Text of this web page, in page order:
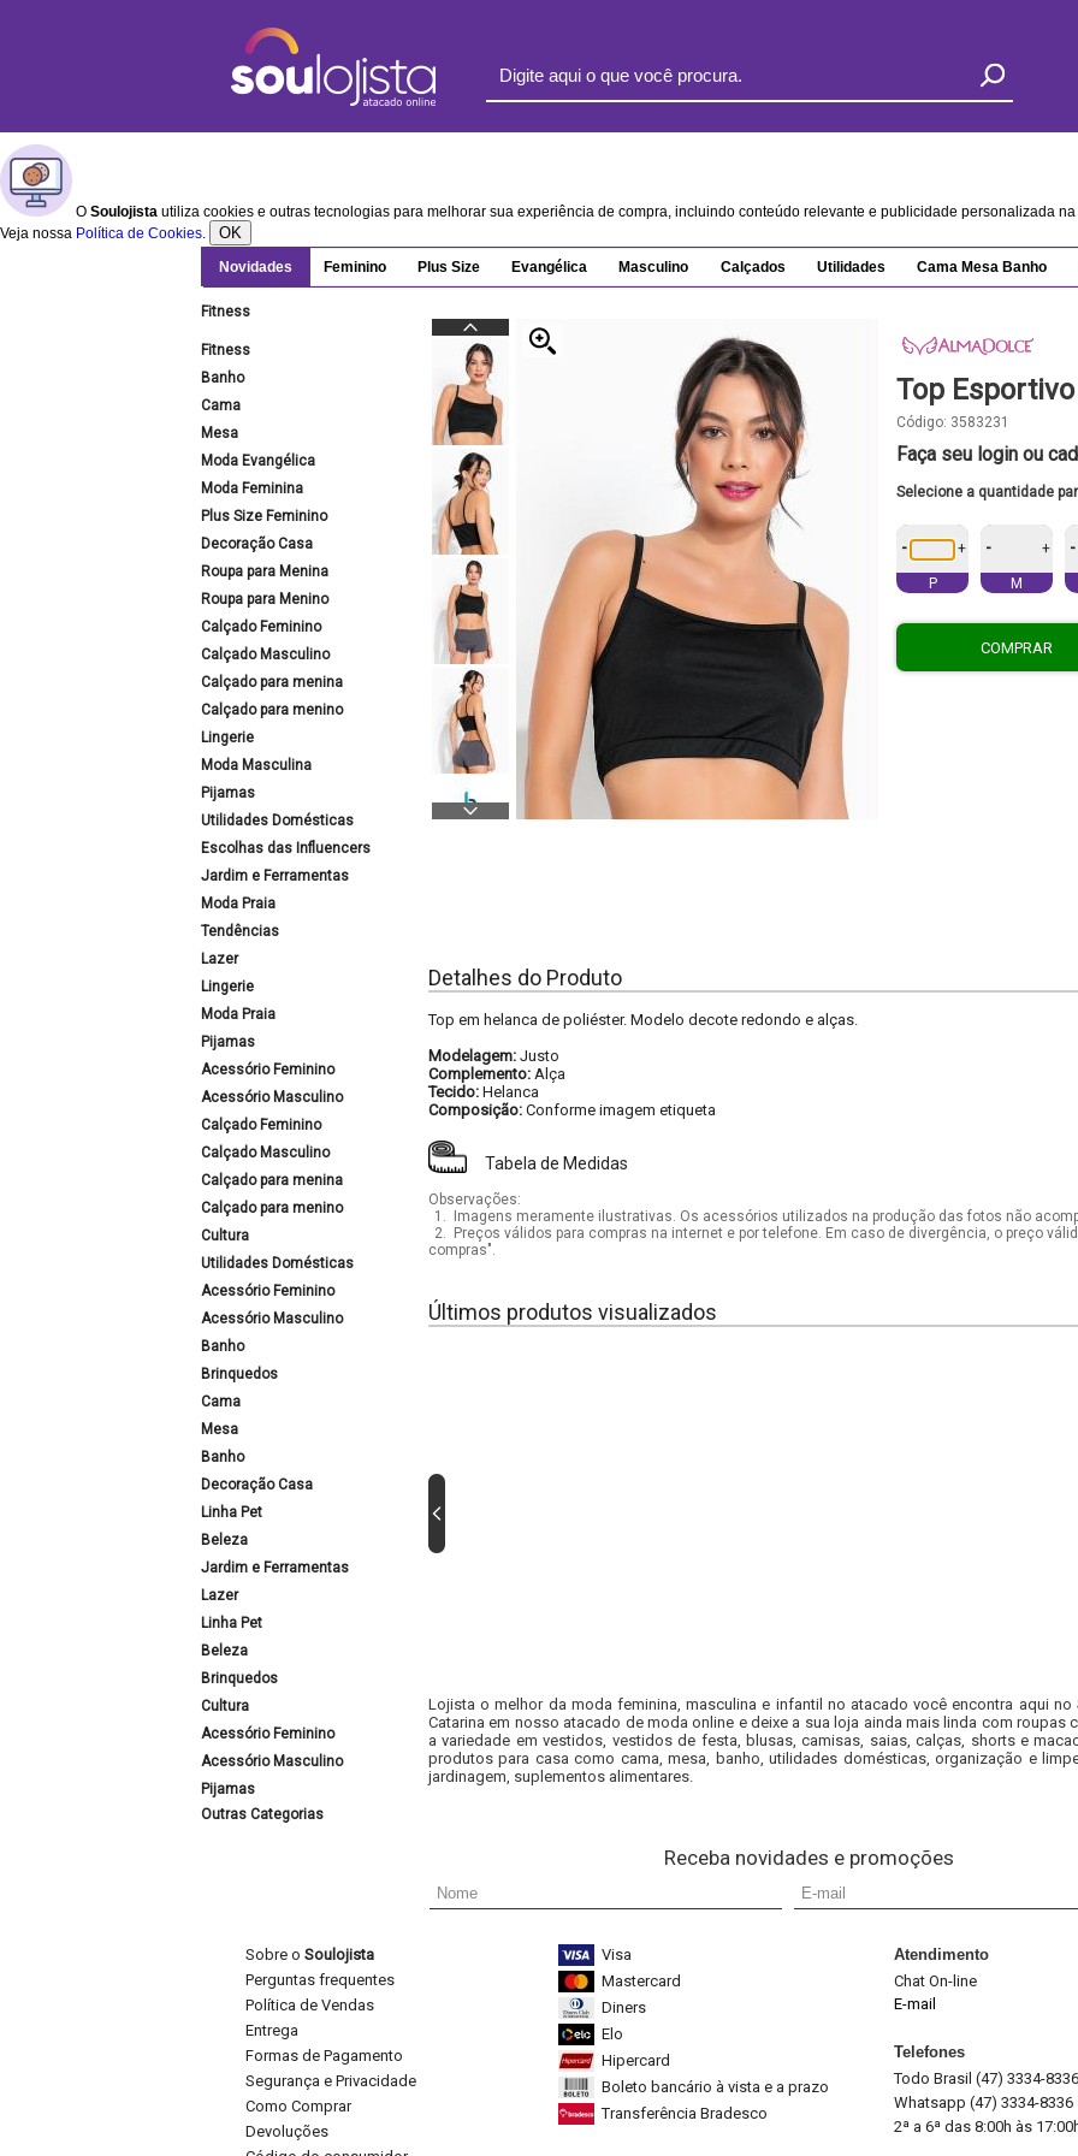
O Soulojista utiliza cookies e outras tecnologias para melhorar sua experiência de compra, incluindo conteúdo relevante e publicidade personalizada
Veja nossa Política de Cookies. OK
Novidades Feminino Plus Size Evangélica Masculino Calçados Utilidades Cama Mesa Banho
Fitness
Fitness
Banho
Cama
Mesa
Moda Evangélica
Moda Feminina
Plus Size Feminino
Decoração Casa
Roupa para Menina
Roupa para Menino
Calçado Feminino
Calçado Masculino
Calçado para menina
Calçado para menino
Lingerie
Moda Masculina
Pijamas
Utilidades Domésticas
Escolhas das Influencers
Jardim e Ferramentas
Moda Praia
Tendências
Lazer
Lingerie
Moda Praia
Pijamas
Acessório Feminino
Acessório Masculino
Calçado Feminino
Calçado Masculino
Calçado para menina
Calçado para menino
Cultura
Utilidades Domésticas
Acessório Feminino
Acessório Masculino
Banho
Brinquedos
Cama
Mesa
Banho
Decoração Casa
Linha Pet
Beleza
Jardim e Ferramentas
Lazer
Linha Pet
Beleza
Brinquedos
Cultura
Acessório Feminino
Acessório Masculino
Pijamas
Outras Categorias
Top
Código: 3583231
Faça seu login ou
Selecione a quantidade
- +
P
- +
M
-
COMPRAR
Detalhes do Produto
Top em helanca de poliéster. Modelo decote redondo e alças.
Modelagem: Justo
Complemento: Alça
Tecido: Helanca
Composição: Conforme imagem etiqueta
Tabela de Medidas
Observações:
1.
Imagens meramente ilustrativas. Os acessórios utilizados na produção das fotos não
2.
Preços válidos para compras na internet e por telefone. Em caso de divergência, o preço
compras".
Últimos produtos visualizados
Lojista o melhor da moda feminina, masculina e infantil no atacado você encontra aqui no
Catarina em nosso atacado de moda online e deixe a sua loja ainda mais linda com roupas
a variedade em vestidos, vestidos de festa, blusas, camisas, saias, calças, shorts e
produtos para casa como cama, mesa, banho, utilidades domésticas, organização e
jardinagem, suplementos alimentares.
Receba novidades e promoções
Sobre o Soulojista
Perguntas frequentes
Política de Vendas
Entrega
Formas de Pagamento
Segurança e Privacidade
Como Comprar
Devoluções
Visa
Mastercard
Diners
Elo
Hipercard
Boleto bancário à vista e a prazo
Transferência Bradesco
Atendimento
Chat On-line
E-mail
Telefones
Todo Brasil (47) 3334-8336
Whatsapp (47) 3334-8336
2ª a 6ª das 8:00h às